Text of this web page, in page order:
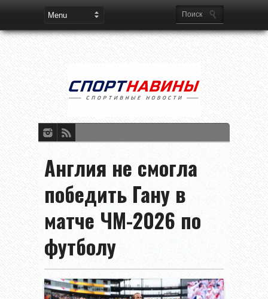
Англия не смогла
победить Гану в
матче ЧМ-2026 по
футболу